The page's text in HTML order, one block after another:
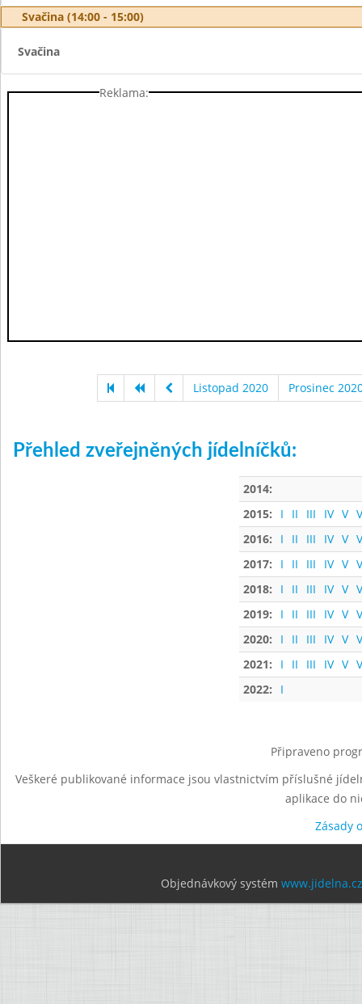
Svačina (14:00 - 15:00)
Svačina
Reklama:
Listopad 2020 Prosinec
Přehled zveřejněných jídelníčků:
2014:
2015:
I II III IV V
2016:
I II III IV V
2017:
I II III IV V
2018:
I II III IV V
2019:
I II III IV V
2020:
I II III IV V
2021:
I II III IV V
2022:
I
Připraveno
Veškeré publikované informace jsou vlastnictvím příslušné
aplikace do
Zásady
Objednávkový systém www.jidelna.cz